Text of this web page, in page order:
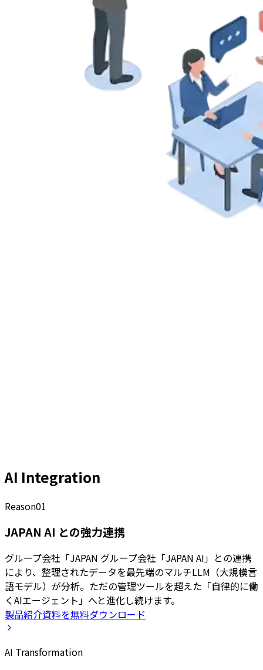
AI Integration
Reason01
JAPAN AI との強力連携
グループ会社「JAPAN グループ会社「JAPAN AI」との連携
により、整理されたデータを最先端のマルチLLM（大規模言
語モデル）が分析。ただの管理ツールを超えた「自律的に働
くAIエージェント」へと進化し続けます。
製品紹介資料を無料ダウンロード
AI Transformation